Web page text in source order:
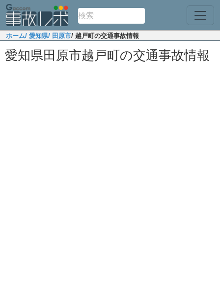
ホーム/ 愛知県/ 田原市/ 越戸町の交通事故情報
愛知県田原市越戸町の交通事故情報